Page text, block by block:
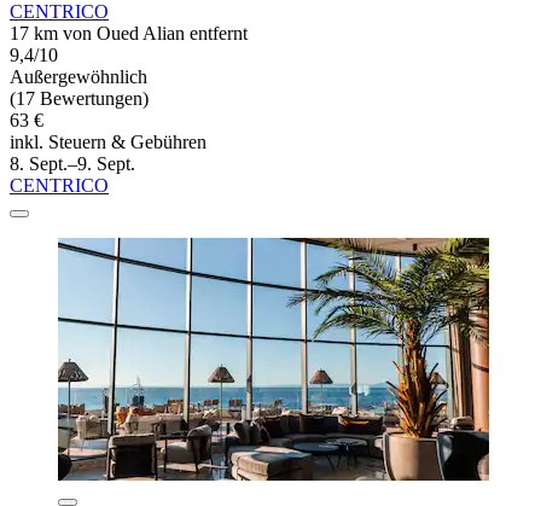
CENTRICO
17 km von Oued Alian entfernt
9,4/10
Außergewöhnlich
(17 Bewertungen)
63 €
inkl. Steuern & Gebühren
8. Sept.–9. Sept.
CENTRICO